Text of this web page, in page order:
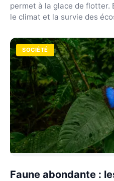
permet à la glace de flotter.
le climat et la survie des
SOCIÉTÉ
Faune abondante :